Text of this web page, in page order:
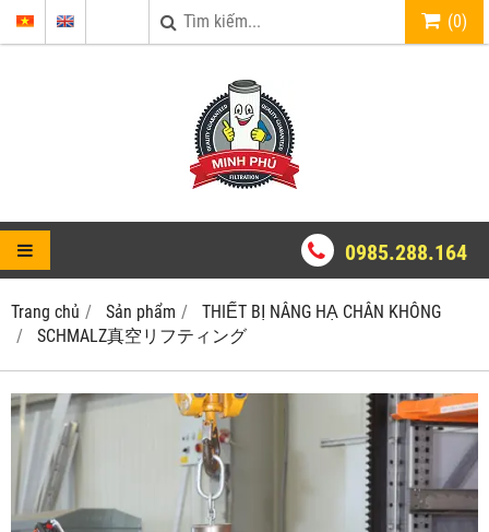
(0)
0985.288.164
Trang chủ Sản phẩm
THIẾT BỊ NÂNG HẠ CHÂN KHÔNG
SCHMALZ真空リフティング